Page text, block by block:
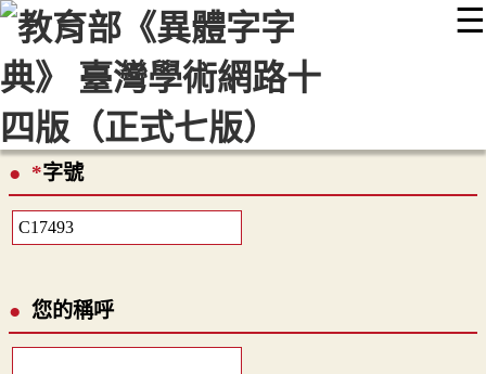
☰
::: 最新消息 常見問題 編輯說明
顯示模式
網站導覽
*字號
您的稱呼